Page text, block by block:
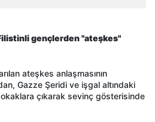
gençlerden "ateşkes"
ateşkes anlaşmasının
Gazze Şeridi ve işgal altındaki
çıkarak sevinç gösterisinde